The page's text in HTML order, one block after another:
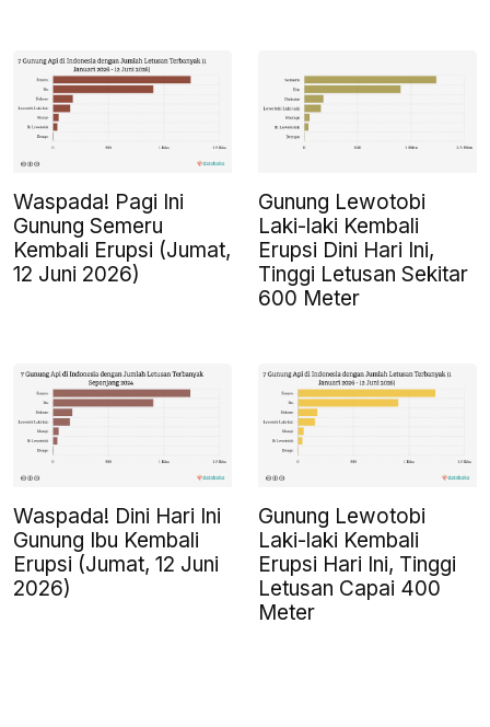
Waspada! Pagi Ini
Gunung Semeru
Kembali Erupsi (Jumat,
12 Juni 2026)
Gunung Lewotobi
Laki-laki Kembali
Erupsi Dini Hari Ini,
Tinggi Letusan Sekitar
600 Meter
Waspada! Dini Hari Ini
Gunung Ibu Kembali
Erupsi (Jumat, 12 Juni
2026)
Gunung Lewotobi
Laki-laki Kembali
Erupsi Hari Ini, Tinggi
Letusan Capai 400
Meter